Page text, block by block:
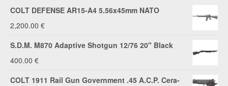
COLT DEFENSE AR15-A4 5.56x45mm NATO
2,200.00 €
S.D.M. M870 Adaptive Shotgun 12/76 20" Black
400.00 €
COLT 1911 Rail Gun Government .45 A.C.P. Cera-